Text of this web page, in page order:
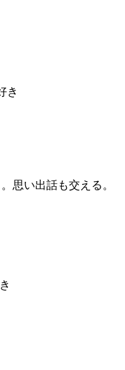
き
思い出話も交える。